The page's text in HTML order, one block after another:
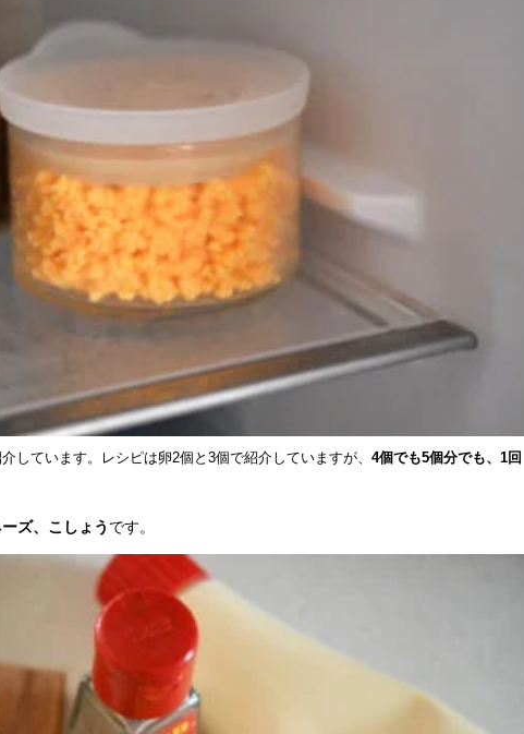
しています。レシピは卵2個と3個で紹介していますが、 4個でも5個分でも、1回
ズ、こしょう です。